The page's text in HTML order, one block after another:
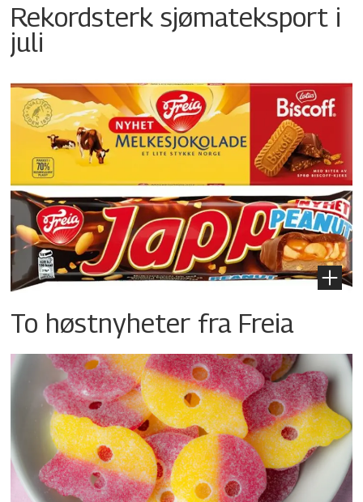
Rekordsterk sjømateksport i
juli
To høstnyheter fra Freia